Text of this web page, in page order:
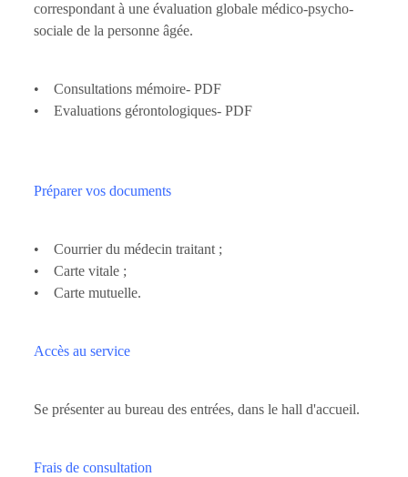
correspondant à une évaluation globale médico-psycho-
sociale de la personne âgée.
• Consultations mémoire- PDF
• Evaluations gérontologiques- PDF
Préparer vos documents
• Courrier du médecin traitant ;
• Carte vitale ;
• Carte mutuelle.
Accès au service
Se présenter au bureau des entrées, dans le hall d'accueil.
Frais de consultation